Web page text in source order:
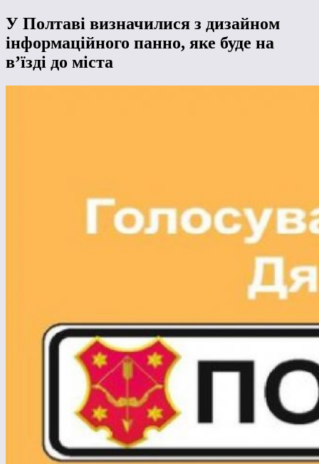
У Полтаві визначилися з дизайном
інформаційного панно, яке буде на
в’їзді до міста